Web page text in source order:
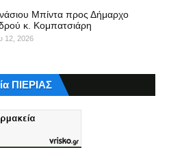
Μπίντα προς Δήμαρχο
κ. Κομπατσιάρη
12, 2026
ΠΙΕΡΙΑΣ